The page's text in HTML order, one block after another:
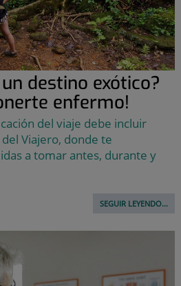
destino exótico?
enfermo!
del viaje debe incluir
Viajero, donde te
a tomar antes, durante y
SEGUIR LEYENDO...